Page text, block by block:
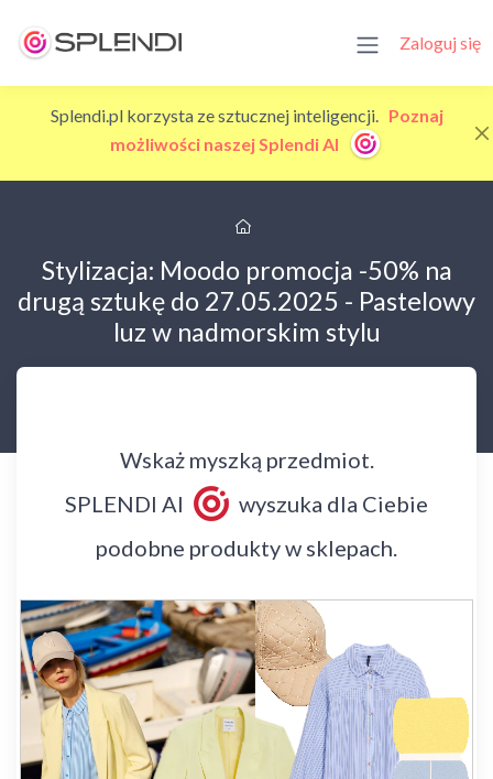
Zaloguj się
Splendi.pl korzysta ze sztucznej inteligencji. Poznaj
możliwości naszej Splendi AI
Stylizacja: Moodo promocja -50% na
drugą sztukę do 27.05.2025 - Pastelowy
luz w nadmorskim stylu
Wskaż myszką przedmiot.
SPLENDI AI
wyszuka dla Ciebie
podobne produkty w sklepach.